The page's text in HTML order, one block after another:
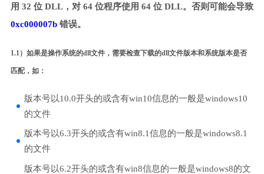
用 32 位 DLL，对 64 位程序使用 64 位 DLL。否则可能会导致
0xc000007b错误。
1.1）如果是操作系统的dll文件，需要检查下载的dll文件版本和系统版本是否
匹配，如：
版本号以10.0开头的或含有win10信息的一般是windows10
的文件
版本号以6.3开头的或含有win8.1信息的一般是windows8.1
的文件
版本号以6.2开头的或含有win8信息的一般是windows8的文